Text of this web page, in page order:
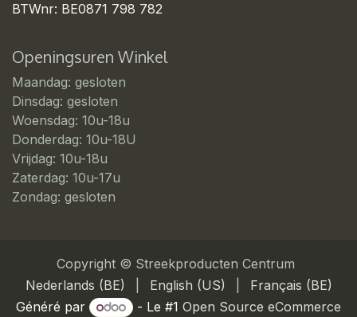
BTWnr: BE0871 798 782
Openingsuren Winkel
Maandag: gesloten
Dinsdag: gesloten
Woensdag: 10u-18u
Donderdag: 10u-18U
Vrijdag: 10u-18u
Zaterdag: 10u-17u
Zondag: gesloten
Copyright © Streekproducten Centrum
Nederlands (BE)
English (US)
Français (BE)
Généré par
- Le #1 Open Source eCommerce